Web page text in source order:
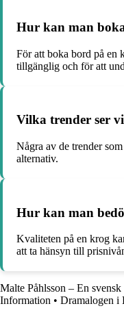
Hur kan man
För att boka bord på en
tillgänglig och för att
Vilka trender ser
Några av de trender
alternativ.
Hur kan man
Kvaliteten på en krog
att ta hänsyn till
Malte Påhlsson – En
Information • Dramalogen i